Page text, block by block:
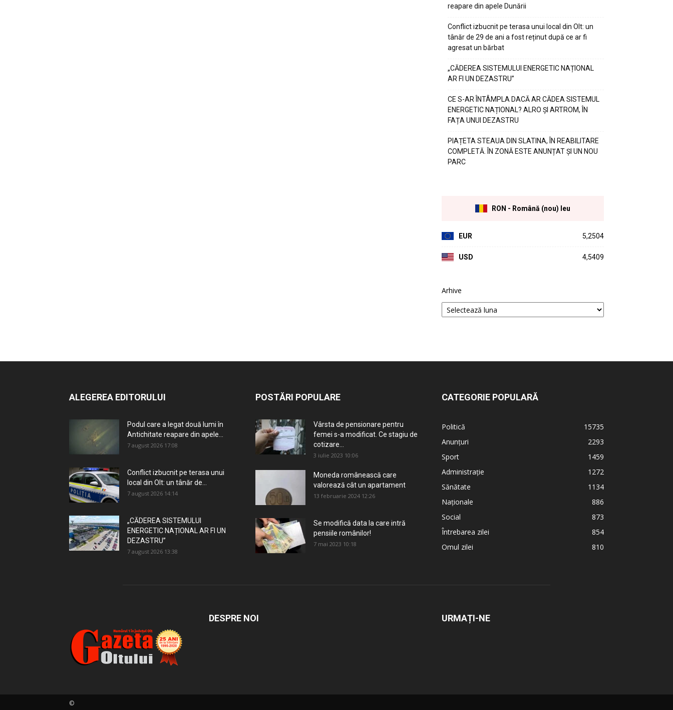
reapare din apele Dunării
Conflict izbucnit pe terasa unui local din Olt: un
tânăr de 29 de ani a fost reținut după ce ar fi
agresat un bărbat
„CĂDEREA SISTEMULUI ENERGETIC NAȚIONAL
AR FI UN DEZASTRU”
CE S-AR ÎNTÂMPLA DACĂ AR CĂDEA SISTEMUL
ENERGETIC NAȚIONAL? ALRO ȘI ARTROM, ÎN
FAȚA UNUI DEZASTRU
PIAȚETA STEAUA DIN SLATINA, ÎN REABILITARE
COMPLETĂ. ÎN ZONĂ ESTE ANUNȚAT ȘI UN NOU
PARC
RON - Română (nou) leu
EUR 5,2504
USD 4,5409
Arhive
ALEGEREA EDITORULUI
Podul care a legat două lumi în
Antichitate reapare din apele...
7 august 2026 17:08
Conflict izbucnit pe terasa unui
local din Olt: un tânăr de...
7 august 2026 14:14
„CĂDEREA SISTEMULUI
ENERGETIC NAȚIONAL AR FI UN
DEZASTRU”
7 august 2026 13:38
POSTĂRI POPULARE
Vârsta de pensionare pentru
femei s-a modificat. Ce stagiu de
cotizare...
3 iulie 2023 10:06
Moneda românească care
valorează cât un apartament
13 februarie 2024 12:26
Se modifică data la care intră
pensiile românilor!
7 mai 2023 10:18
CATEGORIE POPULARĂ
Politică
15735
Anunțuri
2293
Sport
1459
Administrație
1272
Sănătate
1134
Naționale
886
Social
873
Întrebarea zilei
854
Omul zilei
810
DESPRE NOI URMAȚI-NE
©